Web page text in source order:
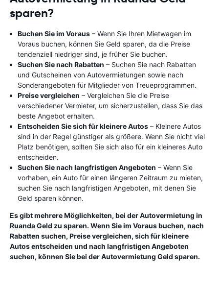
sparen?
Buchen Sie im Voraus – Wenn Sie Ihren Mietwagen im
Voraus buchen, können Sie Geld sparen, da die Preise
tendenziell niedriger sind, je früher Sie buchen.
Suchen Sie nach Rabatten – Suchen Sie nach Rabatten
und Gutscheinen von Autovermietungen sowie nach
Sonderangeboten für Mitglieder von Treueprogrammen.
Preise vergleichen – Vergleichen Sie die Preise
verschiedener Vermieter, um sicherzustellen, dass Sie das
beste Angebot erhalten.
Entscheiden Sie sich für kleinere Autos – Kleinere Autos
sind in der Regel günstiger als größere. Wenn Sie nicht viel
Platz benötigen, sollten Sie sich also für ein kleineres Auto
entscheiden.
Suchen Sie nach langfristigen Angeboten – Wenn Sie
vorhaben, ein Auto für einen längeren Zeitraum zu mieten,
suchen Sie nach langfristigen Angeboten, mit denen Sie
Geld sparen können.
Es gibt mehrere Möglichkeiten, bei der Autovermietung in
Ruanda Geld zu sparen. Wenn Sie im Voraus buchen, nach
Rabatten suchen, Preise vergleichen, sich für kleinere
Autos entscheiden und nach langfristigen Angeboten
suchen, können Sie bei der Autovermietung Geld sparen.